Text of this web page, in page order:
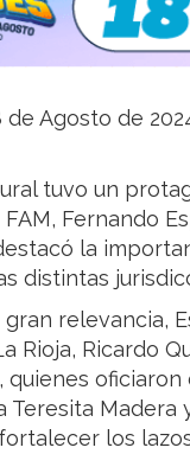
de Agosto de
tuvo un
Fernando
la
distintas
relevancia,
Rioja, Ricardo
quienes
Teresita Madera
los